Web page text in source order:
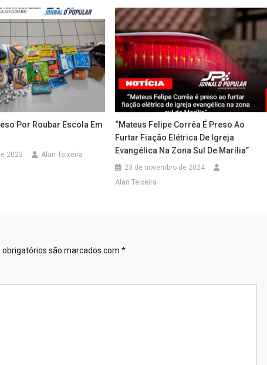
Por Roubar Escola Em
2023 Alan Teixeira
“Mateus Felipe Corrêa É Preso Ao
Furtar Fiação Elétrica De Igreja
Evangélica Na Zona Sul De Marília”
23 de novembro de 2024
Alan Teixeira
obrigatórios são marcados com *